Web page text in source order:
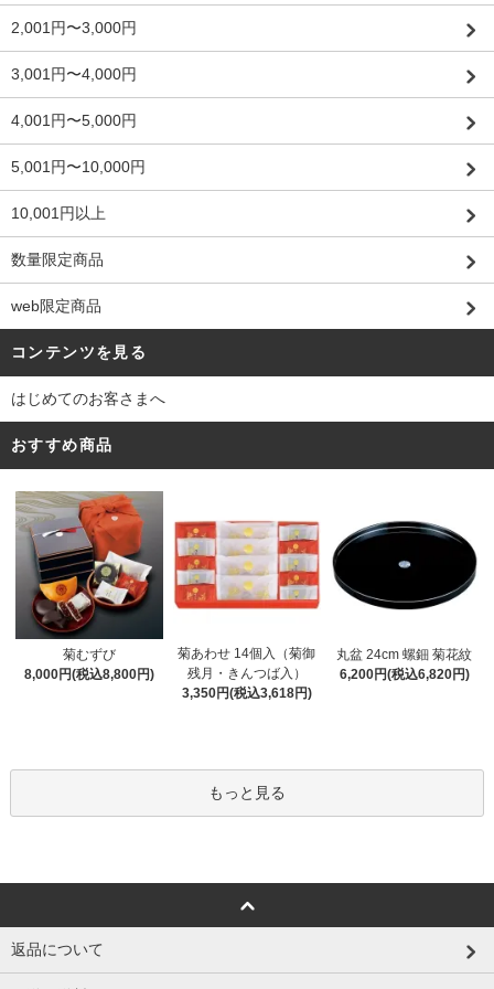
2,001円〜3,000円
3,001円〜4,000円
4,001円〜5,000円
5,001円〜10,000円
10,001円以上
数量限定商品
web限定商品
コンテンツを見る
はじめてのお客さまへ
おすすめ商品
菊むずび
8,000円(税込8,800円)
菊あわせ 14個入（菊御
残月・きんつば入）
3,350円(税込3,618円)
丸盆 24cm 螺鈿 菊花紋
6,200円(税込6,820円)
もっと見る
返品について